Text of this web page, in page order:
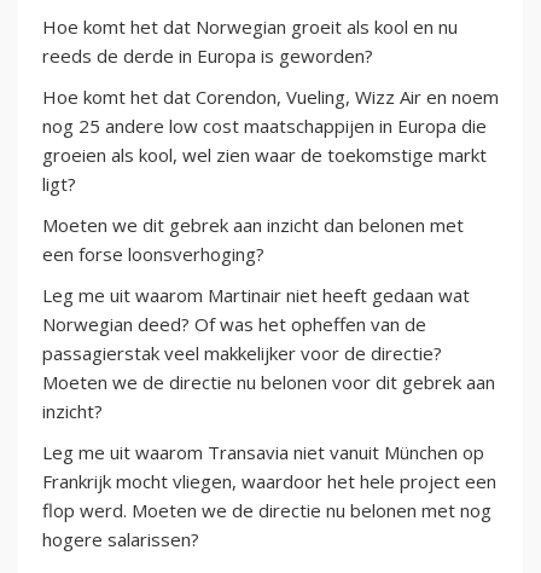
Hoe komt het dat Norwegian groeit als kool en nu
reeds de derde in Europa is geworden?
Hoe komt het dat Corendon, Vueling, Wizz Air en noem
nog 25 andere low cost maatschappijen in Europa die
groeien als kool, wel zien waar de toekomstige markt
ligt?
Moeten we dit gebrek aan inzicht dan belonen met
een forse loonsverhoging?
Leg me uit waarom Martinair niet heeft gedaan wat
Norwegian deed? Of was het opheffen van de
passagierstak veel makkelijker voor de directie?
Moeten we de directie nu belonen voor dit gebrek aan
inzicht?
Leg me uit waarom Transavia niet vanuit München op
Frankrijk mocht vliegen, waardoor het hele project een
flop werd. Moeten we de directie nu belonen met nog
hogere salarissen?